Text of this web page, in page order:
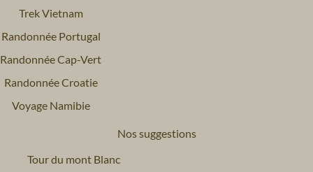
Trek Vietnam
Randonnée Portugal
Randonnée Cap-Vert
Randonnée Croatie
Voyage Namibie
Nos suggestions
Tour du mont Blanc